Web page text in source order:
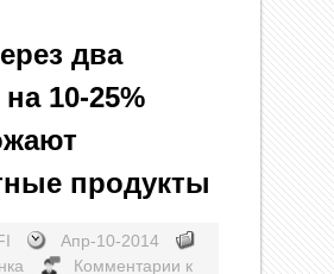
два
10-25%
продукты
Апр-10-2014
Комментарии к